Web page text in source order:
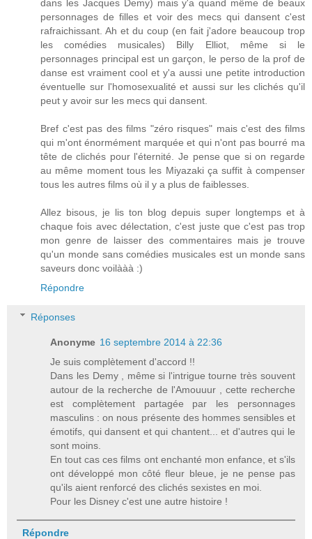
dans les Jacques Demy) mais y'a quand même de beaux
personnages de filles et voir des mecs qui dansent c'est
rafraichissant. Ah et du coup (en fait j'adore beaucoup trop
les comédies musicales) Billy Elliot, même si le
personnages principal est un garçon, le perso de la prof de
danse est vraiment cool et y'a aussi une petite introduction
éventuelle sur l'homosexualité et aussi sur les clichés qu'il
peut y avoir sur les mecs qui dansent.
Bref c'est pas des films "zéro risques" mais c'est des films
qui m'ont énormément marquée et qui n'ont pas bourré ma
tête de clichés pour l'éternité. Je pense que si on regarde
au même moment tous les Miyazaki ça suffit à compenser
tous les autres films où il y a plus de faiblesses.
Allez bisous, je lis ton blog depuis super longtemps et à
chaque fois avec délectation, c'est juste que c'est pas trop
mon genre de laisser des commentaires mais je trouve
qu'un monde sans comédies musicales est un monde sans
saveurs donc voilààà :)
Répondre
Réponses
Anonyme 16 septembre 2014 à 22:36
Je suis complètement d'accord !!
Dans les Demy , même si l'intrigue tourne très souvent
autour de la recherche de l'Amouuur , cette recherche
est complètement partagée par les personnages
masculins : on nous présente des hommes sensibles et
émotifs, qui dansent et qui chantent... et d'autres qui le
sont moins.
En tout cas ces films ont enchanté mon enfance, et s'ils
ont développé mon côté fleur bleue, je ne pense pas
qu'ils aient renforcé des clichés sexistes en moi.
Pour les Disney c'est une autre histoire !
Répondre